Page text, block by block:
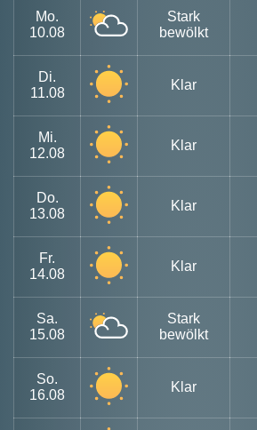
Mo.
10.08
Stark
bewölkt
Di.
11.08
Klar
Mi.
12.08
Klar
Do.
13.08
Klar
Fr.
14.08
Klar
Sa.
15.08
Stark
bewölkt
So.
16.08
Klar